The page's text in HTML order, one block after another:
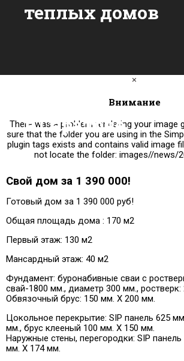
теплых домов
в Саратове
×
Внимание
There was a problem rendering your image
sure that the folder you are using in the
plugin tags exists and contains valid image
not locate the folder: images//news/
Свой дом за 1 390 000!
Готовый дом за 1 390 000 руб!
Общая площадь дома : 170 м2
Первый этаж: 130 м2
Мансардный этаж: 40 м2
Фундамент: буронабивные сваи с
свай-1800 мм., диаметр 300 мм.,
Обвязочный брус: 150 мм. Х 200 мм.
Цокольное перекрытие: SIP панель 625
мм., брус клееный 100 мм. Х 150 мм.
Наружные стены, перегородки: SIP
мм. Х 174 мм.